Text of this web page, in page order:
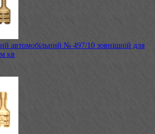
автомобільний № 497/10 зовнішній для
кв